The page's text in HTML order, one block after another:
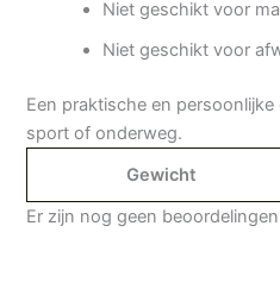
Niet geschikt voor
Niet geschikt voor
Een praktische en
sport of onderweg.
Gewicht
Er zijn nog geen